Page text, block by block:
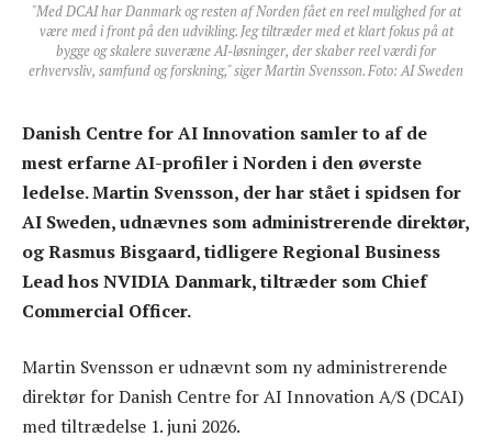
"Med DCAI har Danmark og resten af Norden fået en reel mulighed for at
være med i front på den udvikling. Jeg tiltræder med et klart fokus på at
bygge og skalere suveræne AI-løsninger, der skaber reel værdi for
erhvervsliv, samfund og forskning," siger Martin Svensson. Foto: AI Sweden
Danish Centre for AI Innovation samler to af de
mest erfarne AI-profiler i Norden i den øverste
ledelse. Martin Svensson, der har stået i spidsen for
AI Sweden, udnævnes som administrerende direktør,
og Rasmus Bisgaard, tidligere Regional Business
Lead hos NVIDIA Danmark, tiltræder som Chief
Commercial Officer.
Martin Svensson er udnævnt som ny administrerende
direktør for Danish Centre for AI Innovation A/S (DCAI)
med tiltrædelse 1. juni 2026.